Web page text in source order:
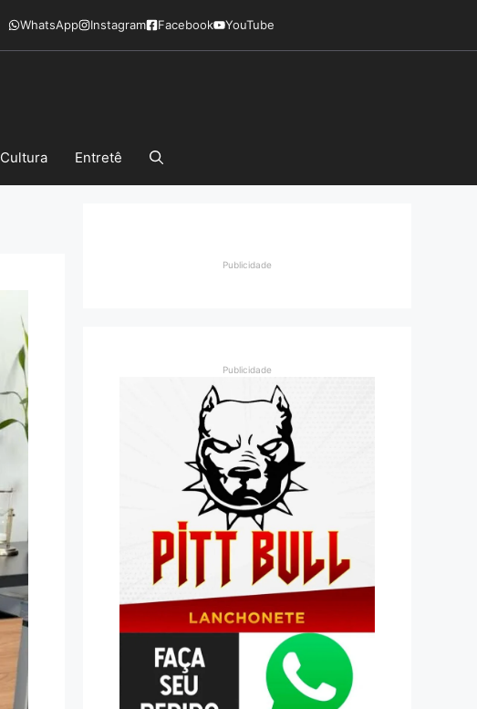
WhatsApp Instagram Facebook YouTube
Cultura Entretê
Publicidade
Publicidade